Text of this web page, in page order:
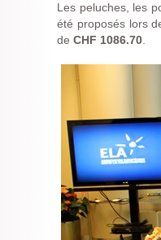
Les peluches, les
été proposés lors
de CHF 1086.70.